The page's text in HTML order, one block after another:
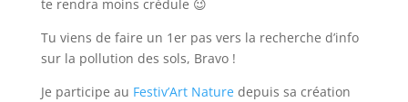
te rendra moins crédule 😉
Tu viens de faire un 1er pas vers la recherche d’info
sur la pollution des sols, Bravo !
Je participe au Festiv’Art Naturedepuis sa création